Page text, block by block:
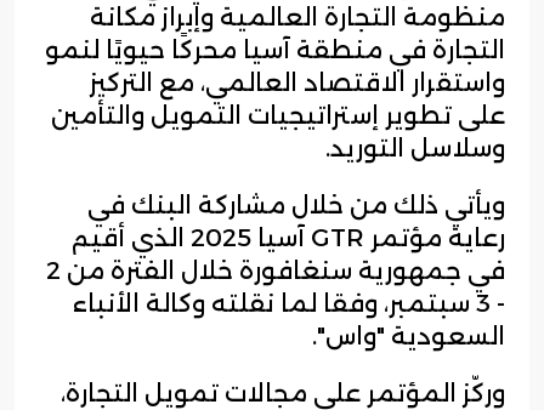
منظومة التجارة العالمية وإبراز مكانة
التجارة في منطقة آسيا محركًا حيويًا لنمو
واستقرار الاقتصاد العالمي، مع التركيز
على تطوير إستراتيجيات التمويل والتأمين
وسلاسل التوريد.
ويأتي ذلك من خلال مشاركة البنك في
رعاية مؤتمر GTR آسيا 2025 الذي أقيم
في جمهورية سنغافورة خلال الفترة من 2
- 3 سبتمبر، وفقا لما نقلته وكالة الأنباء
السعودية "واس".
وركّز المؤتمر على مجالات تمويل التجارة،